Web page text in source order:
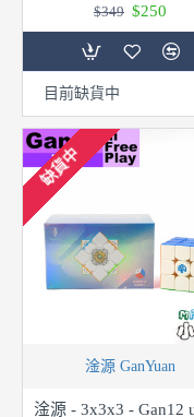
$250
$349
目前缺貨中
缺貨中
淦源 GanYuan